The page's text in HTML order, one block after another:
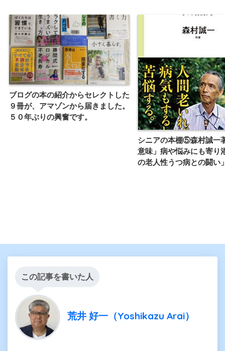
ブログの本の紹介からセレクトした
９冊が、アマゾンから届きました。
５０年ぶりの興奮です。
シニアの本棚⑤森村誠一
意味」病や悩みにも寄り
の老人性うつ病との闘い
この記事を書いた人
荒井 好一（Yoshikazu Arai）